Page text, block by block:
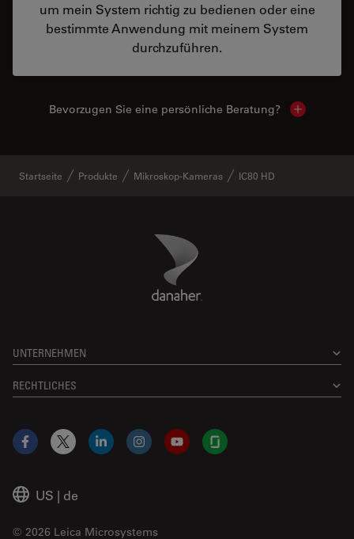
um mein System richtig zu bedienen oder eine
bestimmte Anwendung mit meinem System
durchzuführen.
Bevorzugen Sie eine persönliche Beratung? Show
Startseite Produkte Mikroskop-Kameras IC80 HD
Danaher Logo
UNTERNEHMEN
RECHTLICHES
US | de
© 2026 Leica Microsystems
Facebook
X LinkedInInstagramYouTubeGlassdoor